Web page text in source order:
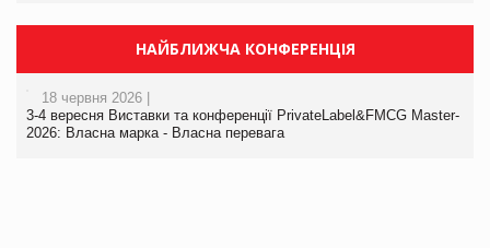
НАЙБЛИЖЧА КОНФЕРЕНЦІЯ
18 червня 2026 |
3-4 вересня Виставки та конференції PrivateLabel&FMCG Master-
2026: Власна марка - Власна перевага